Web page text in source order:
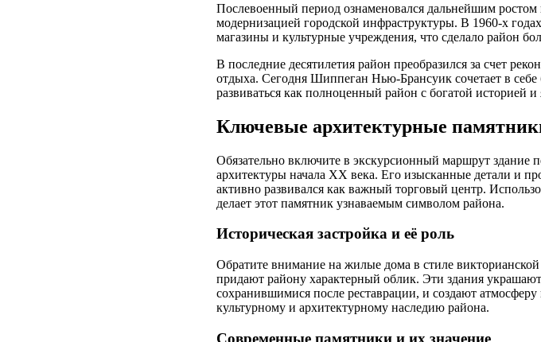
Послевоенный период ознаменовался дальнейшим
модернизацией городской инфраструктуры. В 1960-х
магазины и культурные учреждения, что сделало район
В последние десятилетия район преобразился за счет
отдыха. Сегодня Шиппеган Нью-Брансуик сочетает в
развиваться как полноценный район с богатой историей
Ключевые архитектурные
Обязательно включите в экскурсионный маршрут здание
архитектуры начала XX века. Его изысканные детали и
активно развивался как важный торговый центр.
делает этот памятник узнаваемым символом района.
Историческая застройка и её роль
Обратите внимание на жилые дома в стиле
придают району характерный облик. Эти здания
сохранившимися после реставрации, и создают
культурному и архитектурному наследию района.
Современные памятники и их значение